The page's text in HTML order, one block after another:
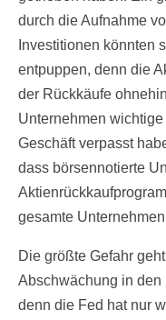
durch die Aufnahme
Investitionen könnten
entpuppen, denn die
der Rückkäufe
Unternehmen
Geschäft verpasst
dass börsennotierte
gesamte
Die größte Gefahr
Abschwächung in den
denn die Fed hat nur